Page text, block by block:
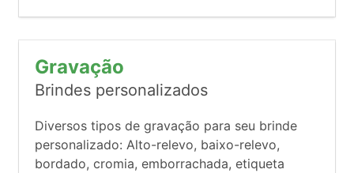
Gravação
Brindes personalizados
Diversos tipos de gravação para seu brinde
personalizado: Alto-relevo, baixo-relevo,
bordado, cromia, emborrachada, etiqueta